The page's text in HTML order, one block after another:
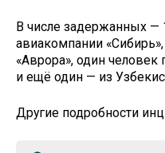
В числе задержанных —
авиакомпании
«Аврора», один человек
и ещё один — из
Другие подробности